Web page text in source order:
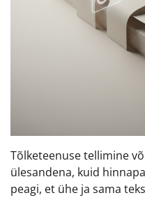
Tõlketeenuse tellimine
ülesandena, kuid
peagi, et ühe ja sama